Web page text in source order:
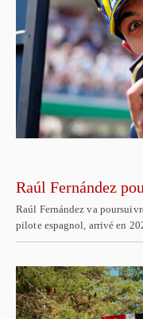
Raúl Fernández
Raúl Fernández va
pilote espagnol, arrivé en